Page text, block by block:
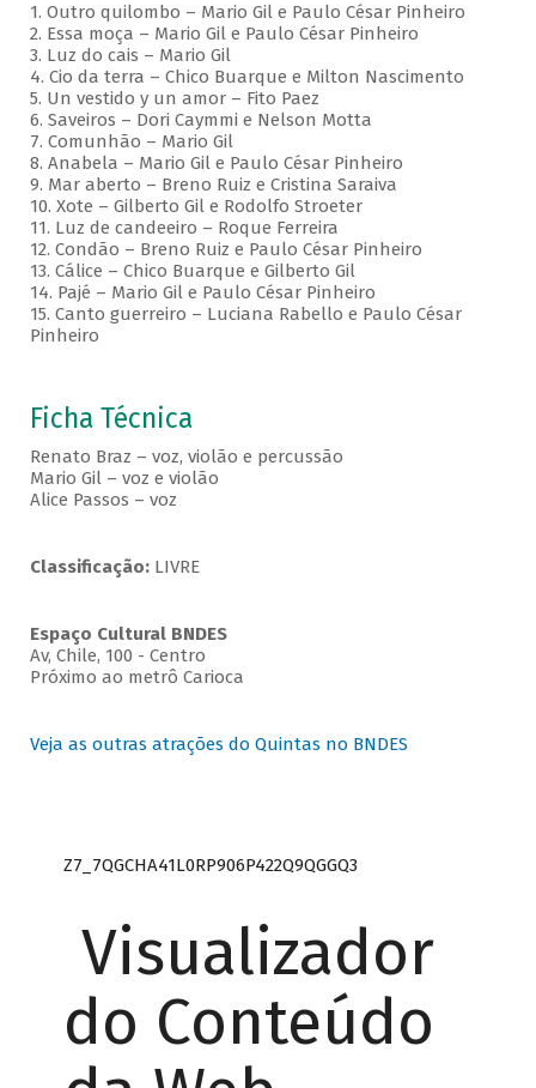
1. Outro quilombo – Mario Gil e Paulo César Pinheiro
2. Essa moça – Mario Gil e Paulo César Pinheiro
3. Luz do cais – Mario Gil
4. Cio da terra – Chico Buarque e Milton Nascimento
5. Un vestido y un amor – Fito Paez
6. Saveiros – Dori Caymmi e Nelson Motta
7. Comunhão – Mario Gil
8. Anabela – Mario Gil e Paulo César Pinheiro
9. Mar aberto – Breno Ruiz e Cristina Saraiva
10. Xote – Gilberto Gil e Rodolfo Stroeter
11. Luz de candeeiro – Roque Ferreira
12. Condão – Breno Ruiz e Paulo César Pinheiro
13. Cálice – Chico Buarque e Gilberto Gil
14. Pajé – Mario Gil e Paulo César Pinheiro
15. Canto guerreiro – Luciana Rabello e Paulo César
Pinheiro
Ficha Técnica
Renato Braz – voz, violão e percussão
Mario Gil – voz e violão
Alice Passos – voz
Classificação: LIVRE
Espaço Cultural BNDES
Av, Chile, 100 - Centro
Próximo ao metrô Carioca
Veja as outras atrações do Quintas no BNDES
Z7_7QGCHA41L0RP906P422Q9QGGQ3
Visualizador
do Conteúdo